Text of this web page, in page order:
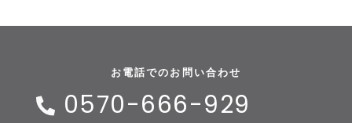
お電話でのお問い合わせ
0570-666-929